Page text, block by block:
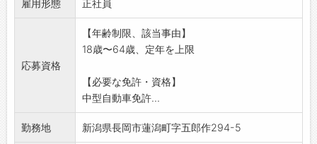
す。
・手作業での積み込み、取り卸し作業がありま
す。
※2026年2月に営業所が新築移転となりました!
な仕事環境です。
※フォークリフト免許等の取得支援制度あり(費
用会社負担)
変更範囲:会社の定める業務
雇用形態 正社員
応募資格
【年齢制限、該当事由】
18歳〜64歳、定年を上限
【必要な免許・資格】
中型自動車免許...
勤務地 新潟県長岡市蓮潟町字五郎作294-5